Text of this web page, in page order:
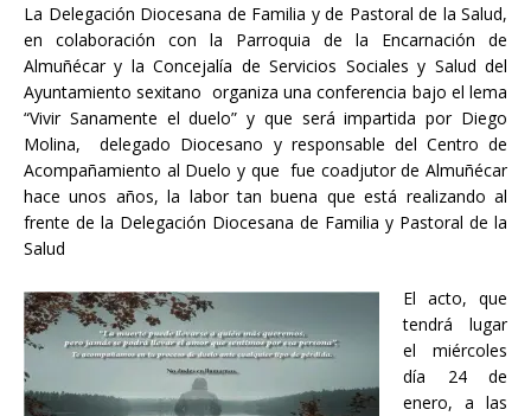
La Delegación Diocesana de Familia y de Pastoral de la Salud,
en colaboración con la Parroquia de la Encarnación de
Almuñécar y la Concejalía de Servicios Sociales y Salud del
Ayuntamiento sexitano organiza una conferencia bajo el lema
“Vivir Sanamente el duelo” y que será impartida por Diego
Molina, delegado Diocesano y responsable del Centro de
Acompañamiento al Duelo y que fue coadjutor de Almuñécar
hace unos años, la labor tan buena que está realizando al
frente de la Delegación Diocesana de Familia y Pastoral de la
Salud
El acto, que
tendrá lugar
el miércoles
día 24 de
enero, a las